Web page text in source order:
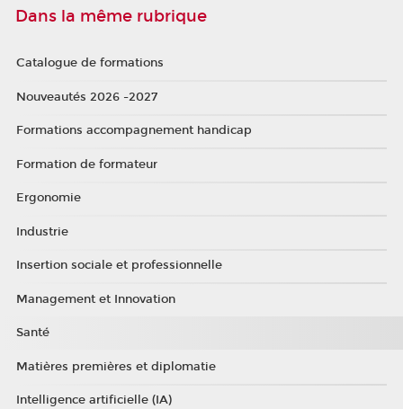
Dans la même rubrique
Catalogue de formations
Nouveautés 2026 -2027
Formations accompagnement handicap
Formation de formateur
Ergonomie
Industrie
Insertion sociale et professionnelle
Management et Innovation
Santé
Matières premières et diplomatie
Intelligence artificielle (IA)